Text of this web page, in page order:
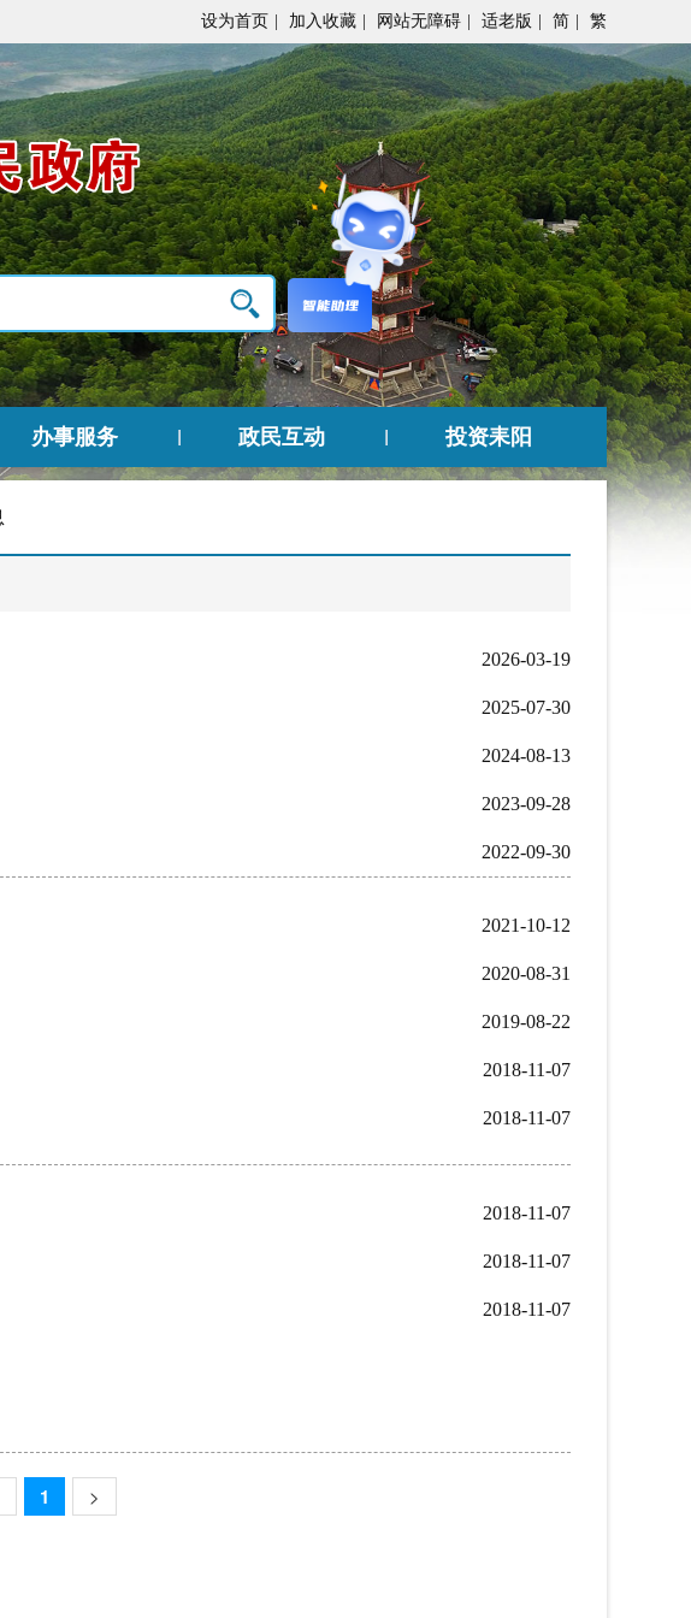
设为首页 加入收藏 网站无障碍 适老版 简 繁
办事服务 政民互动 投资耒阳
2026-03-19
2025-07-30
2024-08-13
2023-09-28
2022-09-30
2021-10-12
2020-08-31
2019-08-22
2018-11-07
2018-11-07
2018-11-07
2018-11-07
2018-11-07
1 >